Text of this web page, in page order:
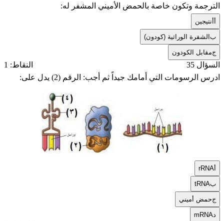
الترجمة وتكون خاصة بالحمض الأميني المشفر له:
أنتيجين
بالشفرة الوراثية (كودون)
جمقابل الكودون
السؤال 35
النقاط: 1
ادرس الرسومات التي أمامك جيداً ثم أجب: الرقم (2) يدل على:
rRNA
بtRNA
جحمض أميني
mRNA